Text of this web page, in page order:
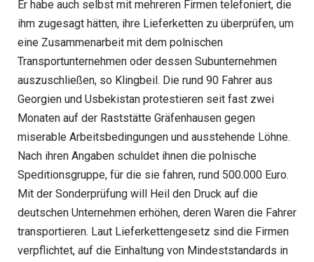
Er habe auch selbst mit mehreren Firmen telefoniert, die
ihm zugesagt hätten, ihre Lieferketten zu überprüfen, um
eine Zusammenarbeit mit dem polnischen
Transportunternehmen oder dessen Subunternehmen
auszuschließen, so Klingbeil. Die rund 90 Fahrer aus
Georgien und Usbekistan protestieren seit fast zwei
Monaten auf der Raststätte Gräfenhausen gegen
miserable Arbeitsbedingungen und ausstehende Löhne.
Nach ihren Angaben schuldet ihnen die polnische
Speditionsgruppe, für die sie fahren, rund 500.000 Euro.
Mit der Sonderprüfung will Heil den Druck auf die
deutschen Unternehmen erhöhen, deren Waren die Fahrer
transportieren. Laut Lieferkettengesetz sind die Firmen
verpflichtet, auf die Einhaltung von Mindeststandards in